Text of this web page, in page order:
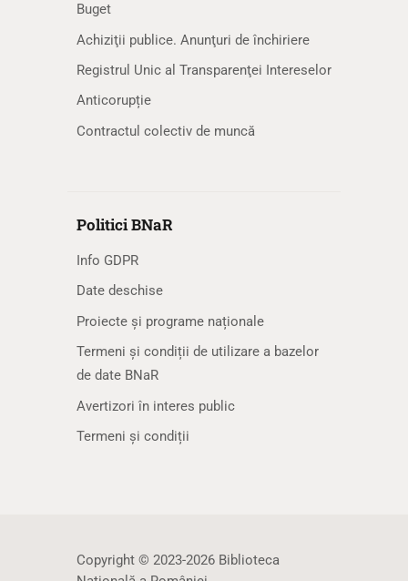
Buget
Achiziţii publice. Anunţuri de închiriere
Registrul Unic al Transparenţei Intereselor
Anticorupție
Contractul colectiv de muncă
Politici BNaR
Info GDPR
Date deschise
Proiecte și programe naționale
Termeni și condiții de utilizare a bazelor
de date BNaR
Avertizori în interes public
Termeni și condiții
Copyright © 2023-2026 Biblioteca